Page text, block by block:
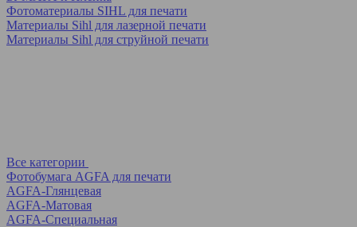
Фотоматериалы SIHL для печати
Материалы Sihl для лазерной печати
Материалы Sihl для струйной печати
Все категории
Фотобумага AGFA для печати
AGFA-Глянцевая
AGFA-Матовая
AGFA-Специальная